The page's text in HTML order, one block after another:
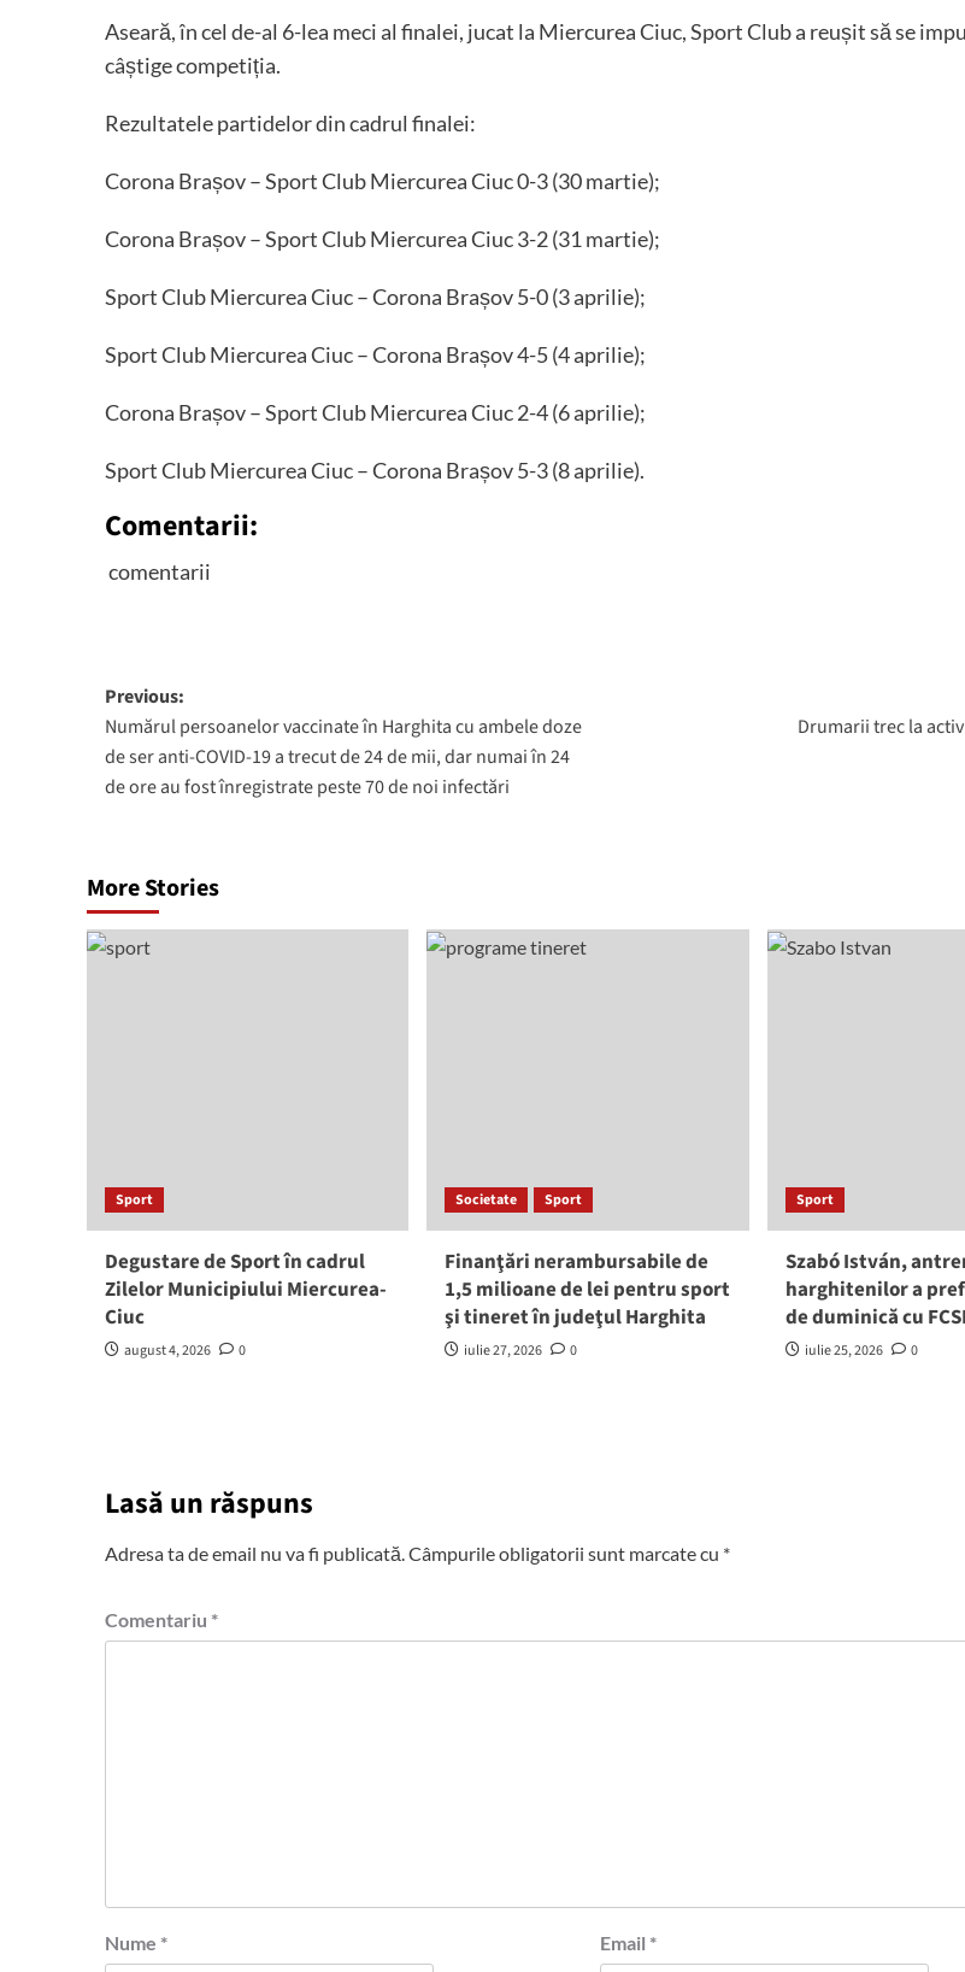
Aseară, în cel de-al 6-lea meci al finalei, jucat la Miercurea Ciuc, Sport Club a reușit să se
câștige competiția.
Rezultatele partidelor din cadrul finalei:
Corona Brașov – Sport Club Miercurea Ciuc 0-3 (30 martie);
Corona Brașov – Sport Club Miercurea Ciuc 3-2 (31 martie);
Sport Club Miercurea Ciuc – Corona Brașov 5-0 (3 aprilie);
Sport Club Miercurea Ciuc – Corona Brașov 4-5 (4 aprilie);
Corona Brașov – Sport Club Miercurea Ciuc 2-4 (6 aprilie);
Sport Club Miercurea Ciuc – Corona Brașov 5-3 (8 aprilie).
Comentarii:
comentarii
Post
navigation
Previous:
Numărul persoanelor vaccinate în Harghita cu ambele doze
de ser anti-COVID-19 a trecut de 24 de mii, dar numai în 24
de ore au fost înregistrate peste 70 de noi infectări
Drumarii trec la
More Stories
Sport
Degustare de Sport în cadrul
Zilelor Municipiului Miercurea-
Ciuc
august 4, 2026 0
Societate Sport
Finanţări nerambursabile de
1,5 milioane de lei pentru sport
şi tineret în judeţul Harghita
iulie 27, 2026 0
Sport
Szabó István,
harghitenilor a
de duminică cu
iulie 25, 2026 0
Lasă un răspuns
Adresa ta de email nu va fi publicată.Câmpurile obligatorii sunt marcate cu *
Comentariu *
Nume * Email *